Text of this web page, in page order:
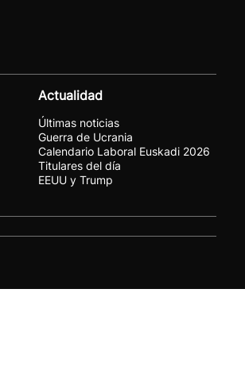
Actualidad
Últimas noticias
Guerra de Ucrania
Calendario Laboral Euskadi 2026
Titulares del día
EEUU y Trump